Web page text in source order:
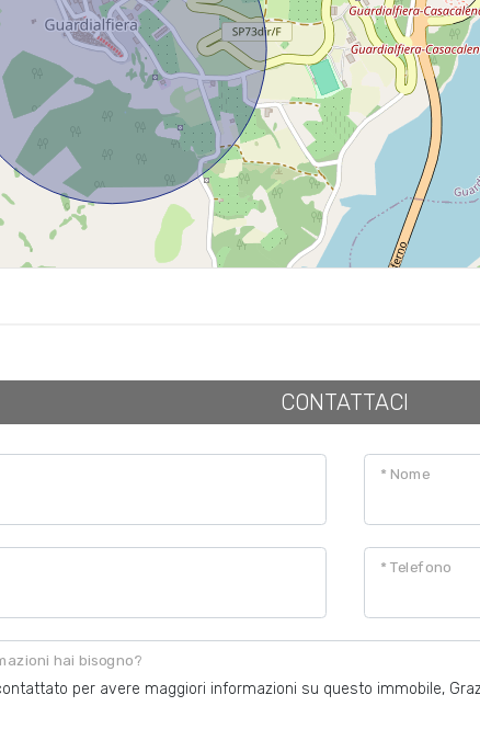
CONTATTACI
* Nome
* Telefono
hai bisogno?